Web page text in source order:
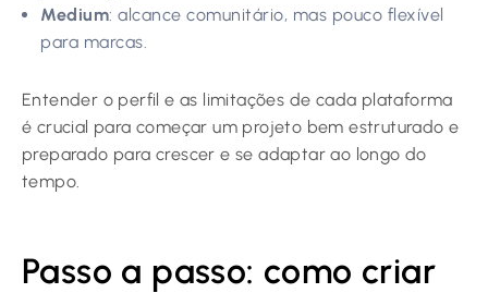
Medium: alcance comunitário, mas pouco flexível
para marcas.
Entender o perfil e as limitações de cada plataforma
é crucial para começar um projeto bem estruturado e
preparado para crescer e se adaptar ao longo do
tempo.
Passo a passo: como criar